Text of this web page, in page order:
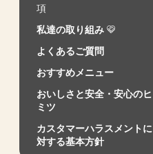
項
私達の取り組み
よくあるご質問
おすすめメニュー
おいしさと安全・安心のヒ
ミツ
カスタマーハラスメントに
対する基本方針